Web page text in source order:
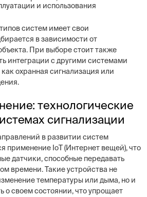
и использования
систем имеет свои
в зависимости от
При выборе стоит также
интеграции с другими системами
охранная сигнализация или
технологические
сигнализации
в развитии систем
применение IoT (Интернет вещей), что
датчики, способные передавать
времени. Такие устройства не
температуры или дыма, но и
о своем состоянии, что упрощает